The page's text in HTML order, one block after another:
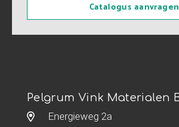
Catalogus aanvragen
Pelgrum Vink Materialen
Energieweg 2a